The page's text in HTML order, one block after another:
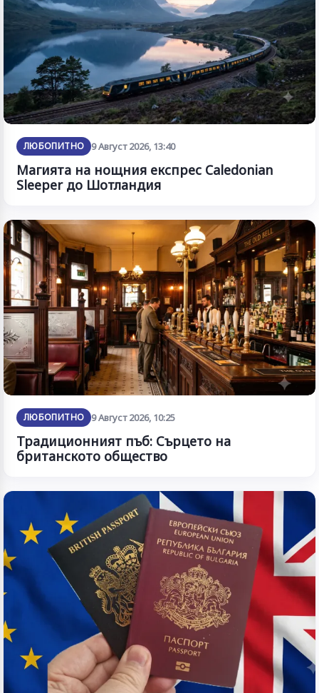
ЛЮБОПИТНО 9 Август 2026, 13:40
Магията на нощния експрес Caledonian
Sleeper до Шотландия
ЛЮБОПИТНО 9 Август 2026, 10:25
Традиционният пъб: Сърцето на
британското общество